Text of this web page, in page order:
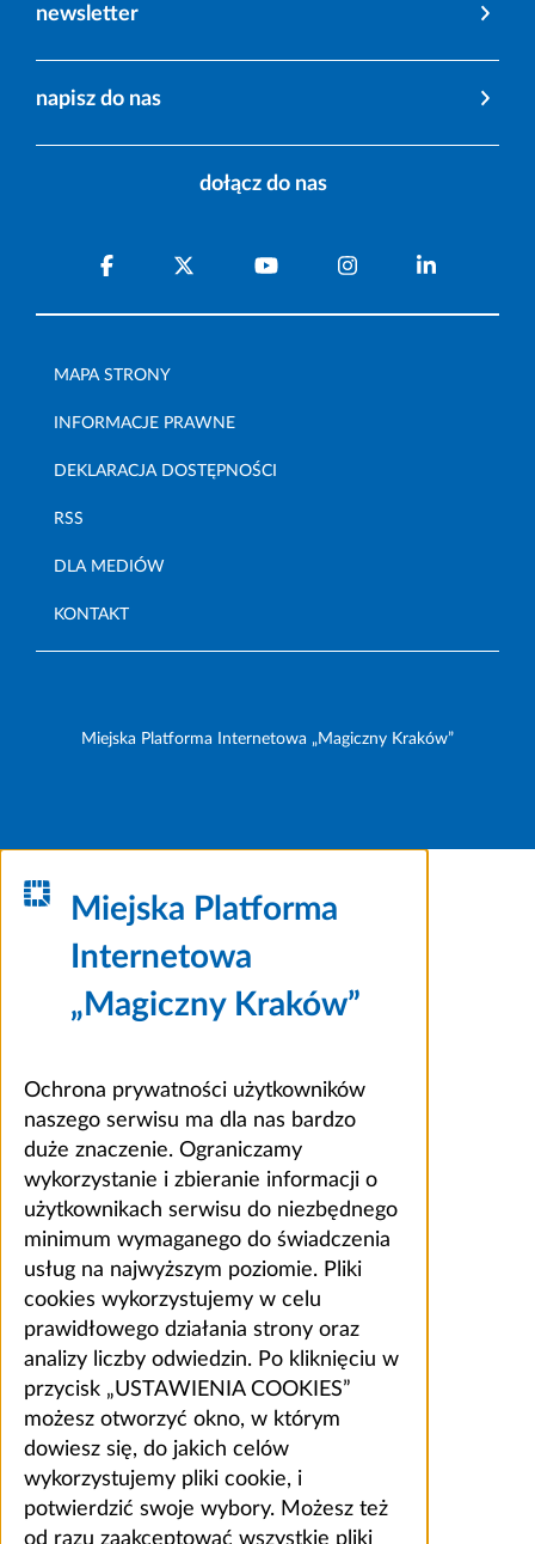
newsletter
napisz do nas
dołącz do nas
MAPA STRONY
INFORMACJE PRAWNE
DEKLARACJA DOSTĘPNOŚCI
RSS
DLA MEDIÓW
KONTAKT
Miejska Platforma Internetowa „Magiczny Kraków”
Miejska Platforma
Internetowa
„Magiczny Kraków”
Ochrona prywatności użytkowników
naszego serwisu ma dla nas bardzo
duże znaczenie. Ograniczamy
wykorzystanie i zbieranie informacji o
użytkownikach serwisu do niezbędnego
minimum wymaganego do świadczenia
usług na najwyższym poziomie. Pliki
cookies wykorzystujemy w celu
prawidłowego działania strony oraz
analizy liczby odwiedzin. Po kliknięciu w
przycisk „USTAWIENIA COOKIES”
możesz otworzyć okno, w którym
dowiesz się, do jakich celów
wykorzystujemy pliki cookie, i
potwierdzić swoje wybory. Możesz też
od razu zaakceptować wszystkie pliki